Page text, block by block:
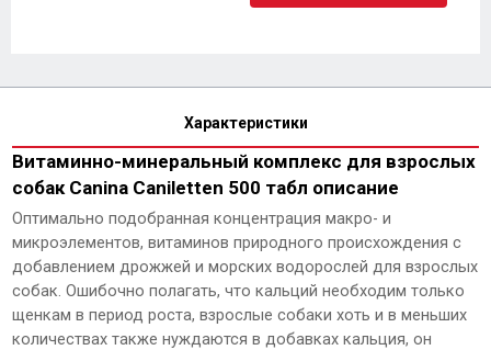
Характеристики
Витаминно-минеральный комплекс для взрослых
собак Canina Caniletten 500 табл описание
Оптимально подобранная концентрация макро- и
микроэлементов, витаминов природного происхождения с
добавлением дрожжей и морских водорослей для взрослых
собак. Ошибочно полагать, что кальций необходим только
щенкам в период роста, взрослые собаки хоть и в меньших
количествах также нуждаются в добавках кальция, он